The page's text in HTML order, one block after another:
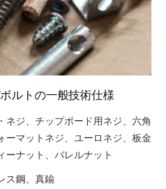
ルトの一般技術仕様
ネジ、チップボード用ネジ、六角
ーマットネジ、ユーロネジ、板金
ーナット、バレルナット
ス鋼、真鍮